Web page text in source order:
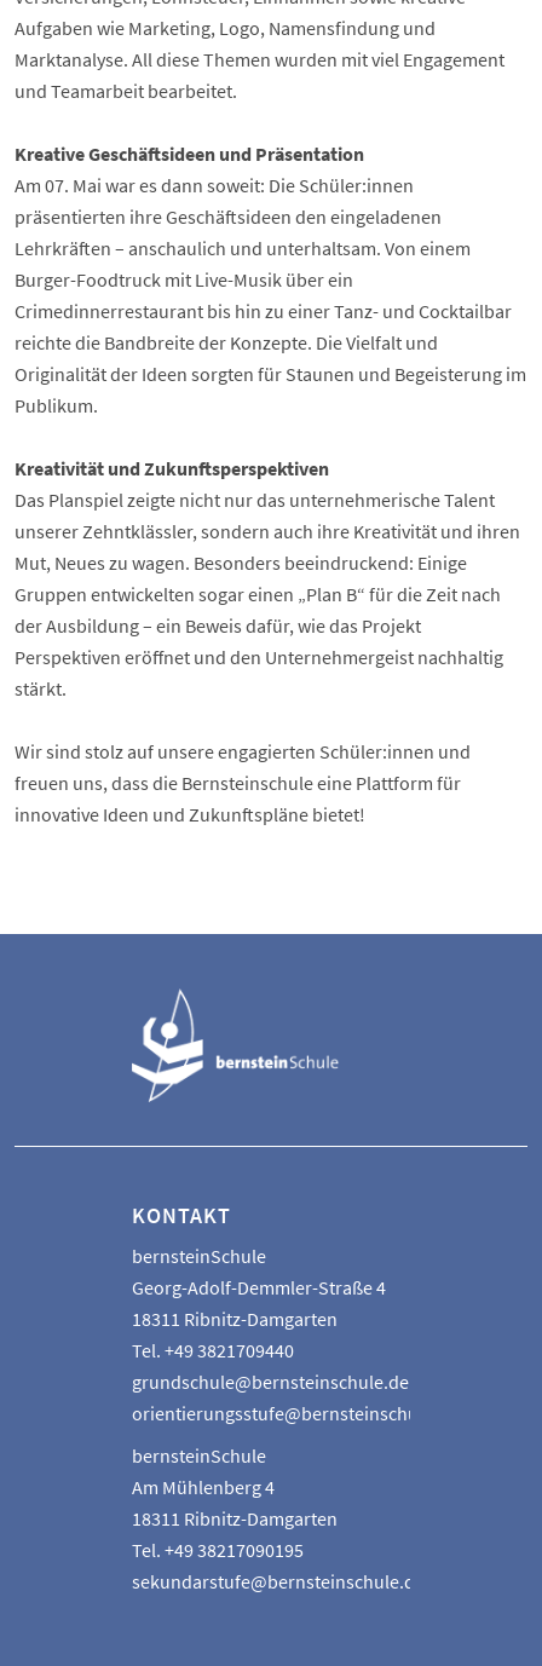
Aufgaben wie Marketing, Logo, Namensfindung und
Marktanalyse. All diese Themen wurden mit viel Engagement
und Teamarbeit bearbeitet.
Kreative Geschäftsideen und Präsentation
Am 07. Mai war es dann soweit: Die Schüler:innen
präsentierten ihre Geschäftsideen den eingeladenen
Lehrkräften – anschaulich und unterhaltsam. Von einem
Burger-Foodtruck mit Live-Musik über ein
Crimedinnerrestaurant bis hin zu einer Tanz- und Cocktailbar
reichte die Bandbreite der Konzepte. Die Vielfalt und
Originalität der Ideen sorgten für Staunen und Begeisterung im
Publikum.
Kreativität und Zukunftsperspektiven
Das Planspiel zeigte nicht nur das unternehmerische Talent
unserer Zehntklässler, sondern auch ihre Kreativität und ihren
Mut, Neues zu wagen. Besonders beeindruckend: Einige
Gruppen entwickelten sogar einen „Plan B“ für die Zeit nach
der Ausbildung – ein Beweis dafür, wie das Projekt
Perspektiven eröffnet und den Unternehmergeist nachhaltig
stärkt.
Wir sind stolz auf unsere engagierten Schüler:innen und
freuen uns, dass die Bernsteinschule eine Plattform für
innovative Ideen und Zukunftspläne bietet!
KONTAKT
bernsteinSchule
Georg-Adolf-Demmler-Straße 4
18311 Ribnitz-Damgarten
Tel. +49 3821709440
grundschule@bernsteinschule.de
orientierungsstufe@bernsteinschule.de
bernsteinSchule
Am Mühlenberg 4
18311 Ribnitz-Damgarten
Tel. +49 38217090195
sekundarstufe@bernsteinschule.de